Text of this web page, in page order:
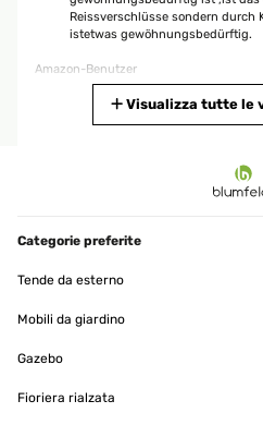
Reissverschlüsse sondern
istetwas gewöhnungsbedürftig.
Amazon-Benutzer
Montage ist relativ einfach,
Person. Das Montagezubehör
lässt sich in 5 Stufen verstellen,
Regenschauer und Wind hält er
Visualizza tutte le
Categorie preferite
Tende da esterno
Mobili da giardino
Gazebo
Fioriera rialzata